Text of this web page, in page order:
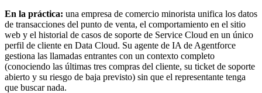
En la práctica: una empresa de comercio minorista unifica los datos
de transacciones del punto de venta, el comportamiento en el sitio
web y el historial de casos de soporte de Service Cloud en un único
perfil de cliente en Data Cloud. Su agente de IA de Agentforce
gestiona las llamadas entrantes con un contexto completo
(conociendo las últimas tres compras del cliente, su ticket de soporte
abierto y su riesgo de baja previsto) sin que el representante tenga
que buscar nada.